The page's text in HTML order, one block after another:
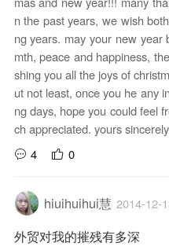
n the past years, we wish
ng years. may your new year
mth, peace and happiness,
shing you all the joys of
ut not least, once you he any
ng days, hope you could feel
ch appreciated. yours sincerely
4
0
hiuihuihui慧 2014-12-
外贸对我的摧残有多深